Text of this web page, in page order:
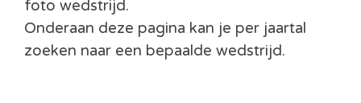
foto wedstrijd.
Onderaan deze pagina kan je per jaartal
zoeken naar een bepaalde wedstrijd.